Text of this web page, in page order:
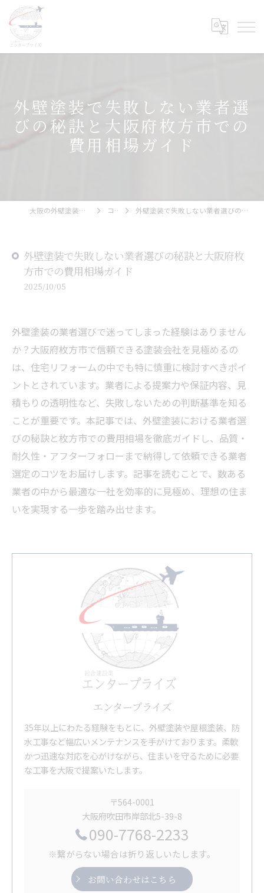
外壁塗装で失敗しない業者選
びの秘訣と大阪府枚方市での
費用相場ガイド
大阪の外壁塗装ならエンタープライズ コラム 外壁塗装で失敗しない業者選びの秘訣と大阪府枚方市での費用相場ガイド
外壁塗装で失敗しない業者選びの秘訣と大阪府枚
方市での費用相場ガイド
2025/10/05
外壁塗装の業者選びで迷ってしまった経験はありません
か？大阪府枚方市で信頼できる塗装会社を見極めるの
は、住宅リフォームの中でも特に慎重に検討すべきポイ
ントとされています。業者による提案力や保証内容、見
積もりの透明性など、失敗しないための判断基準を知る
ことが重要です。本記事では、外壁塗装における業者選
びの秘訣と枚方市での費用相場を徹底ガイドし、品質・
耐久性・アフターフォローまで納得して依頼できる業者
選定のコツをお届けします。記事を読むことで、数ある
業者の中から最適な一社を効率的に見極め、理想の住ま
いを実現する一歩を踏み出せます。
エンタープライズ
35年以上にわたる経験をもとに、外壁塗装や屋根塗装、防
水工事など幅広いメンテナンスを手がけております。柔軟
かつ迅速な対応を心がけながら、住まいを守るために必要
な工事を大阪で提案いたします。
〒564-0001
大阪府吹田市岸部北5-39-8
090-7768-2233
※繋がらない場合は折り返しいたします。
お問い合わせはこちら